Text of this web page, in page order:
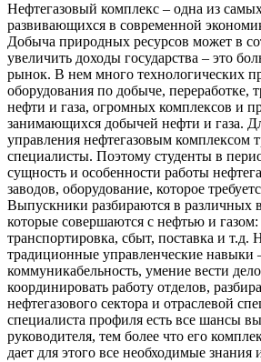
Нефтегазовый комплекс – одна из
развивающихся в современной
Добыча природных ресурсов может в
увеличить доходы государства – это
рынок. В нем много технологических
оборудования по добыче, переработке,
нефти и газа, огромных комплексов и
занимающихся добычей нефти и газа.
управления нефтегазовым комплексом
специалисты. Поэтому студенты в
сущность и особенности работы
заводов, оборудование, которое
Выпускники разбираются в различных
которые совершаются с нефтью и газом:
транспортировка, сбыт, поставка и т.д.
традиционные управленческие навыки
коммуникабельность, умение вести
координировать работу отделов,
нефтегазового сектора и отраслевой
специалиста профиля есть все шансы
руководителя, тем более что его
дает для этого все необходимые знания